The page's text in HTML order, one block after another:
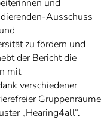
und
Ausschuss
zu fördern und
der Bericht die
mit
verschiedener
Gruppenräume
„Hearing4all“.